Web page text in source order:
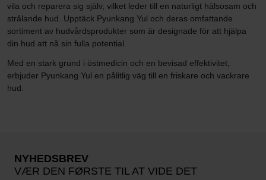
vila och reparera sig själv, vilket leder till en naturligt hälsosam och
strålande hud. Upptäck Pyunkang Yul och deras omfattande
sortiment av hudvårdsprodukter som är designade för att hjälpa
din hud att nå sin fulla potential.
Med en stark grund i östmedicin och en bevisad effektivitet,
erbjuder Pyunkang Yul en pålitlig väg till en friskare och vackrare
hud.
NYHEDSBREV
VÆR DEN FØRSTE TIL AT VIDE DET